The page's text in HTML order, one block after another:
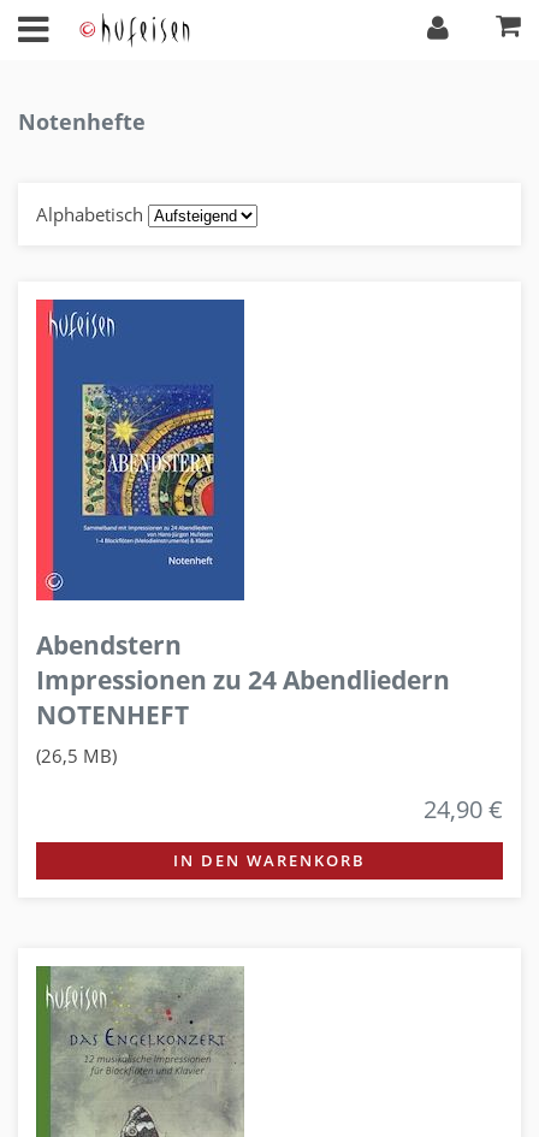
Notenhefte
Alphabetisch
Abendstern
Impressionen zu 24 Abendliedern
NOTENHEFT
(26,5 MB)
24,90 €
IN DEN WARENKORB